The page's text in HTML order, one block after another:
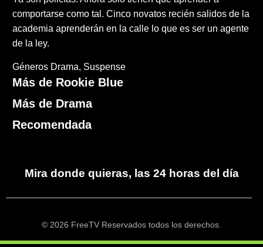
comportarse como tal. Cinco novatos recién salidos de la
academia aprenderán en la calle lo que es ser un agente
de la ley.
Géneros Drama Suspense
Más de Rookie Blue
Más de Drama
Recomendada
Mira donde quieras, las 24 horas del día
© 2026 FreeTV Reservados todos los derechos.